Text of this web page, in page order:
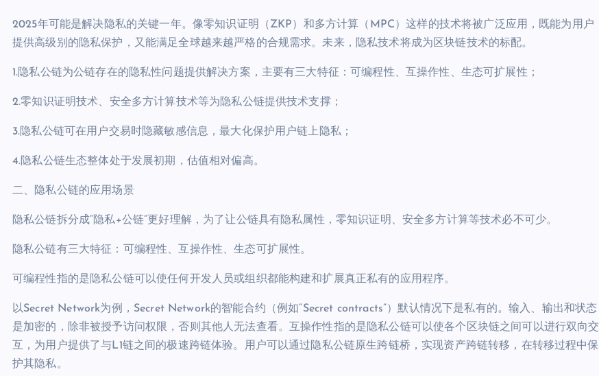
2025年可能是解决隐私的关键一年。像零知识证明（ZKP）和多方计算（MPC）这样的技术将被广泛应用，既能为用户
提供高级别的隐私保护，又能满足全球越来越严格的合规需求。未来，隐私技术将成为区块链技术的标配。
1.隐私公链为公链存在的隐私性问题提供解决方案，主要有三大特征：可编程性、互操作性、生态可扩展性；
2.零知识证明技术、安全多方计算技术等为隐私公链提供技术支撑；
3.隐私公链可在用户交易时隐藏敏感信息，最大化保护用户链上隐私；
4.隐私公链生态整体处于发展初期，估值相对偏高。
二、隐私公链的应用场景
隐私公链拆分成“隐私+公链”更好理解，为了让公链具有隐私属性，零知识证明、安全多方计算等技术必不可少。
隐私公链有三大特征：可编程性、互操作性、生态可扩展性。
可编程性指的是隐私公链可以使任何开发人员或组织都能构建和扩展真正私有的应用程序。
以Secret Network为例，Secret Network的智能合约（例如“Secret contracts”）默认情况下是私有的。输入、输出和状态
是加密的，除非被授予访问权限，否则其他人无法查看。互操作性指的是隐私公链可以使各个区块链之间可以进行双向交
互，为用户提供了与L1链之间的极速跨链体验。用户可以通过隐私公链原生跨链桥，实现资产跨链转移，在转移过程中保
护其隐私。